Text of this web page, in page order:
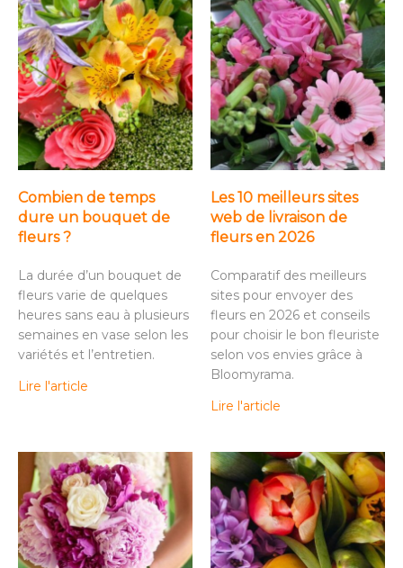
Combien de temps
dure un bouquet de
fleurs ?
La durée d’un bouquet de
fleurs varie de quelques
heures sans eau à plusieurs
semaines en vase selon les
variétés et l’entretien.
Lire l'article
Les 10 meilleurs sites
web de livraison de
fleurs en 2026
Comparatif des meilleurs
sites pour envoyer des
fleurs en 2026 et conseils
pour choisir le bon fleuriste
selon vos envies grâce à
Bloomyrama.
Lire l'article